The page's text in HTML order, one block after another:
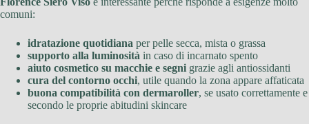
comuni:
idratazione quotidiana per pelle secca, mista o grassa
supporto alla luminosità in caso di incarnato spento
aiuto cosmetico su macchie e segni grazie agli antiossidanti
cura del contorno occhi, utile quando la zona appare affaticata
buona compatibilità con dermaroller, se usato correttamente e
secondo le proprie abitudini skincare